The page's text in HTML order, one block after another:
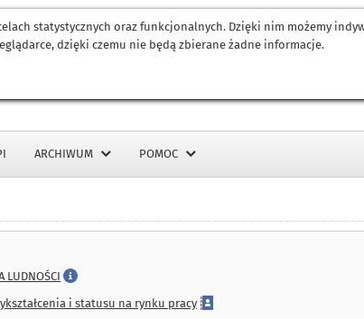
statystycznych oraz funkcjonalnych. Dzięki nim możemy
dzięki czemu nie będą zbierane żadne informacje.
ARCHIWUM POMOC
LUDNOŚCI
i statusu na rynku pracy